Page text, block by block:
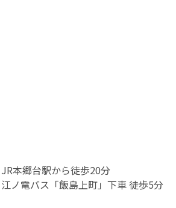
JR本郷台駅から徒歩20分
江ノ電バス「飯島上町」下車 徒歩5分